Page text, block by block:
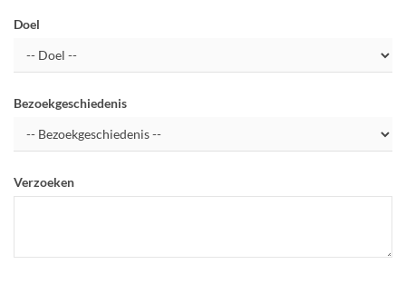
Doel
Bezoekgeschiedenis
Verzoeken